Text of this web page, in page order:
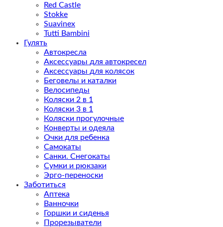
Red Castle
Stokke
Suavinex
Tutti Bambini
Гулять
Автокресла
Аксессуары для автокресел
Аксессуары для колясок
Беговелы и каталки
Велосипеды
Коляски 2 в 1
Коляски 3 в 1
Коляски прогулочные
Конверты и одеяла
Очки для ребенка
Самокаты
Санки. Снегокаты
Сумки и рюкзаки
Эрго-переноски
Заботиться
Аптека
Ванночки
Горшки и сиденья
Прорезыватели